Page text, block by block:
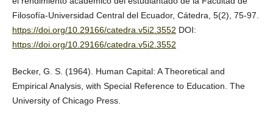
Filosofía-Universidad Central del Ecuador, Cátedra, 5(2), 75-97.
https://doi.org/10.29166/catedra.v5i2.3552 DOI:
https://doi.org/10.29166/catedra.v5i2.3552
Becker, G. S. (1964). Human Capital: A Theoretical and
Empirical Analysis, with Special Reference to Education. The
University of Chicago Press.